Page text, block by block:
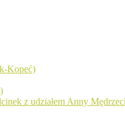
Kopeć)
z udziałem Anny